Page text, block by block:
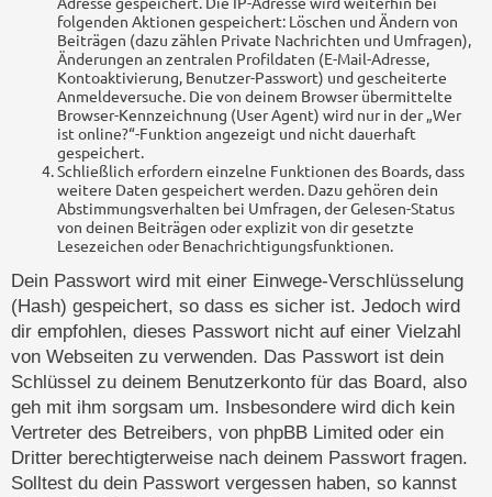
folgenden Aktionen gespeichert: Löschen und Ändern von
Beiträgen (dazu zählen Private Nachrichten und Umfragen),
Änderungen an zentralen Profildaten (E-Mail-Adresse,
Kontoaktivierung, Benutzer-Passwort) und gescheiterte
Anmeldeversuche. Die von deinem Browser übermittelte
Browser-Kennzeichnung (User Agent) wird nur in der „Wer
ist online?“-Funktion angezeigt und nicht dauerhaft
gespeichert.
Schließlich erfordern einzelne Funktionen des Boards, dass
weitere Daten gespeichert werden. Dazu gehören dein
Abstimmungsverhalten bei Umfragen, der Gelesen-Status
von deinen Beiträgen oder explizit von dir gesetzte
Lesezeichen oder Benachrichtigungsfunktionen.
Dein Passwort wird mit einer Einwege-Verschlüsselung
(Hash) gespeichert, so dass es sicher ist. Jedoch wird
dir empfohlen, dieses Passwort nicht auf einer Vielzahl
von Webseiten zu verwenden. Das Passwort ist dein
Schlüssel zu deinem Benutzerkonto für das Board, also
geh mit ihm sorgsam um. Insbesondere wird dich kein
Vertreter des Betreibers, von phpBB Limited oder ein
Dritter berechtigterweise nach deinem Passwort fragen.
Solltest du dein Passwort vergessen haben, so kannst